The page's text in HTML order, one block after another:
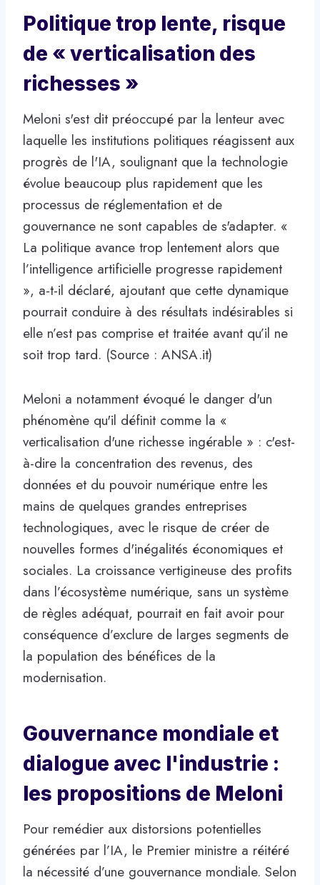
Politique trop lente, risque
de « verticalisation des
richesses »
Meloni s'est dit préoccupé par la lenteur avec
laquelle les institutions politiques réagissent aux
progrès de l'IA, soulignant que la technologie
évolue beaucoup plus rapidement que les
processus de réglementation et de
gouvernance ne sont capables de s'adapter. «
La politique avance trop lentement alors que
l’intelligence artificielle progresse rapidement
», a-t-il déclaré, ajoutant que cette dynamique
pourrait conduire à des résultats indésirables si
elle n’est pas comprise et traitée avant qu’il ne
soit trop tard. (Source : ANSA.it)
Meloni a notamment évoqué le danger d'un
phénomène qu'il définit comme la «
verticalisation d'une richesse ingérable » : c'est-
à-dire la concentration des revenus, des
données et du pouvoir numérique entre les
mains de quelques grandes entreprises
technologiques, avec le risque de créer de
nouvelles formes d'inégalités économiques et
sociales. La croissance vertigineuse des profits
dans l’écosystème numérique, sans un système
de règles adéquat, pourrait en fait avoir pour
conséquence d’exclure de larges segments de
la population des bénéfices de la
modernisation.
Gouvernance mondiale et
dialogue avec l'industrie :
les propositions de Meloni
Pour remédier aux distorsions potentielles
générées par l’IA, le Premier ministre a réitéré
la nécessité d’une gouvernance mondiale. Selon